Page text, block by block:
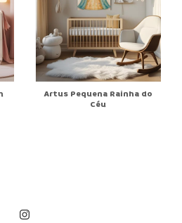
Artus Pequena Rainha do
Céu